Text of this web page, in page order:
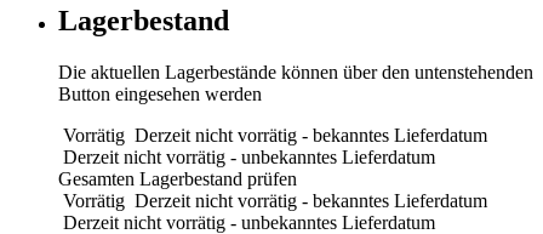
Lagerbestand
Die aktuellen Lagerbestände können über den untenstehenden
Button eingesehen werden
Vorrätig Derzeit nicht vorrätig - bekanntes Lieferdatum
Derzeit nicht vorrätig - unbekanntes Lieferdatum
Gesamten Lagerbestand prüfen
Vorrätig Derzeit nicht vorrätig - bekanntes Lieferdatum
Derzeit nicht vorrätig - unbekanntes Lieferdatum